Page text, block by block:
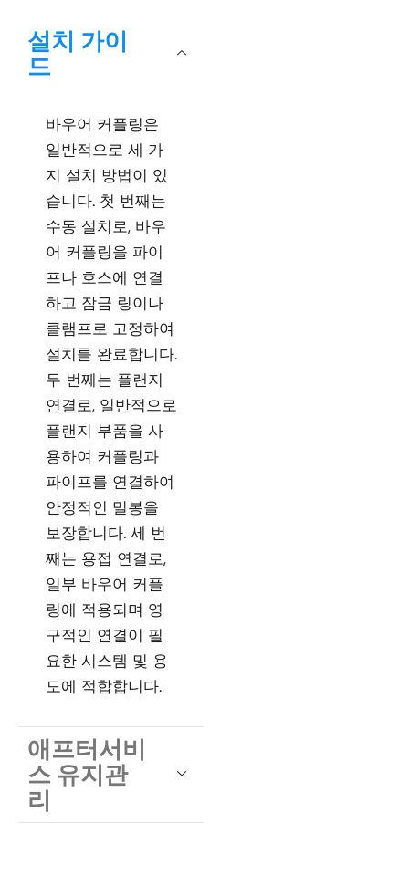
설치 가이
드
바우어 커플링은
일반적으로 세 가
지 설치 방법이 있
습니다. 첫 번째는
수동 설치로, 바우
어 커플링을 파이
프나 호스에 연결
하고 잠금 링이나
클램프로 고정하여
설치를 완료합니다.
두 번째는 플랜지
연결로, 일반적으로
플랜지 부품을 사
용하여 커플링과
파이프를 연결하여
안정적인 밀봉을
보장합니다. 세 번
째는 용접 연결로,
일부 바우어 커플
링에 적용되며 영
구적인 연결이 필
요한 시스템 및 용
도에 적합합니다.
애프터서비
스 유지관
리